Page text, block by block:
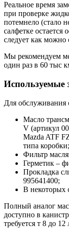
Реальное время
при проверке
потемнело (стало
салфетке остается
следует как можно
Мы рекомендуем
один раз в 60 тыс
Используемые
Для обслуживания
Масло
V (артикул
Mazda ATF
типа коробки;
Фильтр
Герметик –
Прокладка
995641400;
В некоторых
Полный аналог
доступно в
требуется т 8 до